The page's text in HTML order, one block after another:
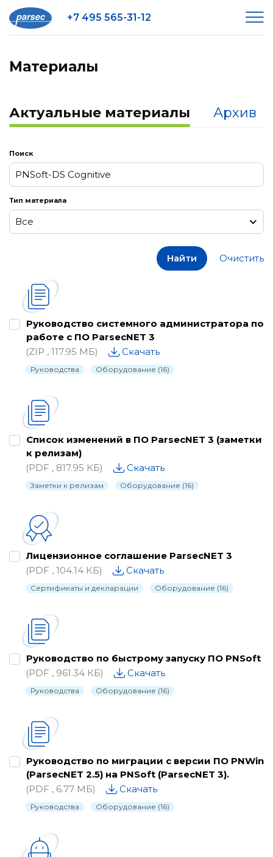
+7 495 565-31-12
Материалы
Актуальные материалы Архив
Поиск
Тип материала
Все
Каталог
Паспорта
Письма о снятии с производства
Рекламные материалы
Руководства
Сертификаты и декларации
Найти Очистить
Руководство системного администратора по
работе с ПО ParsecNET 3
(ZIP , 117.95 МБ)
Скачать
Руководства Оборудование (16)
Список изменений в ПО ParsecNET 3 (заметки
к релизам)
(PDF , 817.95 КБ)
Скачать
Заметки к релизам Оборудование (16)
Лицензионное соглашение ParsecNET 3
(PDF , 104.14 КБ)
Скачать
Сертификаты и декларации Оборудование (16)
Руководство по быстрому запуску ПО PNSoft
(PDF , 961.34 КБ)
Скачать
Руководства Оборудование (16)
Руководство по миграции с версии ПО PNWin
(ParsecNET 2.5) на PNSoft (ParsecNET 3).
(PDF , 6.77 МБ)
Скачать
Руководства Оборудование (16)